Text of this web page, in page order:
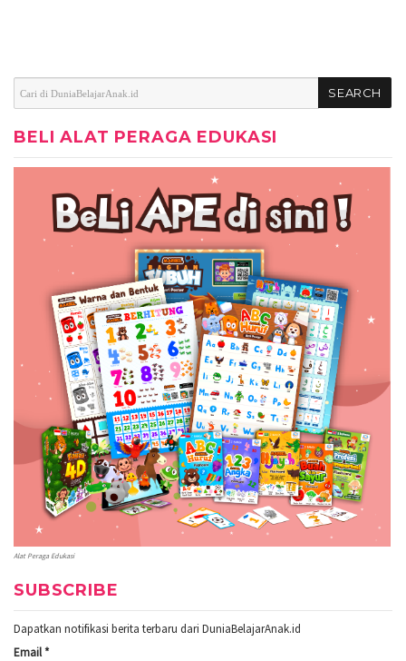
BELI ALAT PERAGA EDUKASI
Alat Peraga Edukasi
SUBSCRIBE
Dapatkan notifikasi berita terbaru dari DuniaBelajarAnak.id
Email *